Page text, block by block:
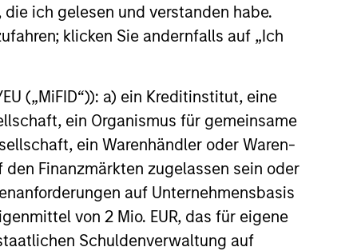
die ich gelesen und verstanden habe.
klicken Sie andernfalls auf „Ich
(„MiFID“)): a) ein Kreditinstitut, eine
ein Organismus für gemeinsame
ein Warenhändler oder Waren-
Finanzmärkten zugelassen sein oder
auf Unternehmensbasis
von 2 Mio. EUR, das für eigene
Schuldenverwaltung auf
and should not be construed as an
in which such offer or solicitation,